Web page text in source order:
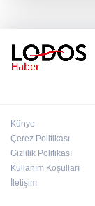
Künye
Çerez Politikası
Gizlilik Politikası
Kullanım Koşulları
İletişim